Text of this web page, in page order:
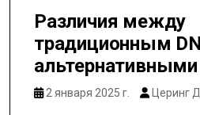
Различия между
традиционным
2 января 2025 г. Церинг